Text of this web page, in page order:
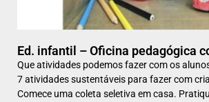
Ed. infantil – Oficina pedagógica
Que atividades podemos fazer com os
7 atividades sustentáveis para fazer com
Comece uma coleta seletiva em casa.